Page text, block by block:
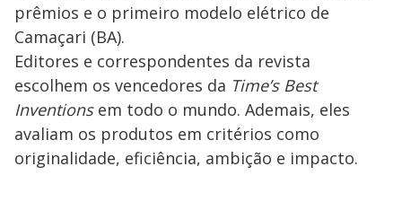
prêmios e o primeiro modelo elétrico de
Camaçari (BA).
Editores e correspondentes da revista
escolhem os vencedores da Time’s Best
Inventionsem todo o mundo. Ademais, eles
avaliam os produtos em critérios como
originalidade, eficiência, ambição e impacto.